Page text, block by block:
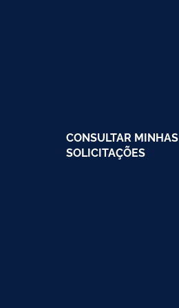
CONSULTAR MINHAS
SOLICITAÇÕES